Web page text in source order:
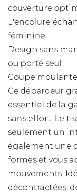
couverture
L'encolure
féminine
Design sans
ou porté seul
Coupe
Ce débardeur
essentiel de la
sans effort. Le
seulement un
également une
formes et vous
mouvements.
décontractées,